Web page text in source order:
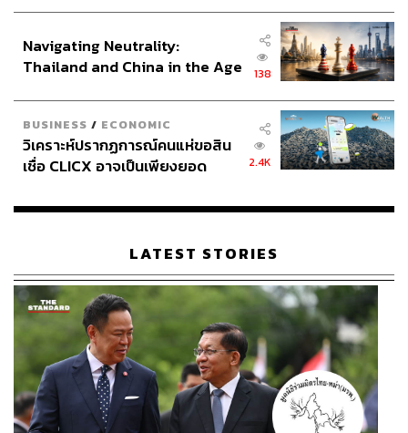
Navigating Neutrality:
Thailand and China in the Age
138
BUSINESS / ECONOMIC
วิเคราะห์ปรากฏการณ์คนแห่ขอสิน
เชื่อ CLICX อาจเป็นเพียงยอด
เรือนไทยที่ถูกซุกไว้
2.4K
LATEST STORIES